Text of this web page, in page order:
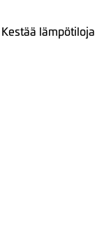
lämpötiloja